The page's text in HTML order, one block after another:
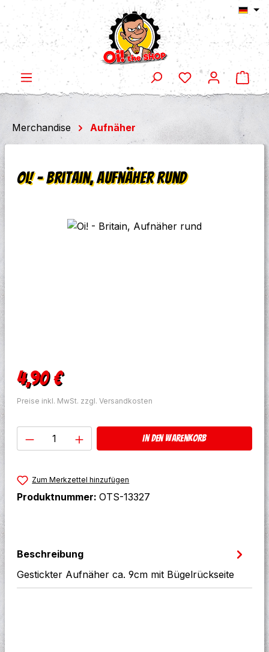
Zum Hauptinhalt springen
Merchandise Aufnäher
Oi! - Britain, Aufnäher rund
Bildergalerie überspringen
Regulärer Preis:
4,90 €
Preise inkl. MwSt. zzgl. Versandkosten
Produkt Anzahl: Gib den
In den Warenkorb
Zum Merkzettel hinzufügen
Produktnummer: OTS-13327
Beschreibung
Gestickter Aufnäher ca. 9cm mit Bügelrückseite